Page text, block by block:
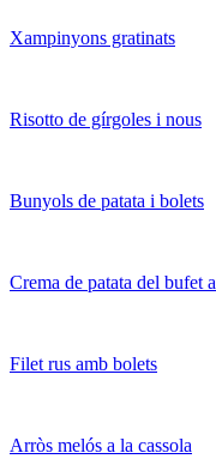
Xampinyons gratinats
Risotto de gírgoles i nous
Bunyols de patata i bolets
Crema de patata del bufet
Filet rus amb bolets
Arròs melós a la cassola